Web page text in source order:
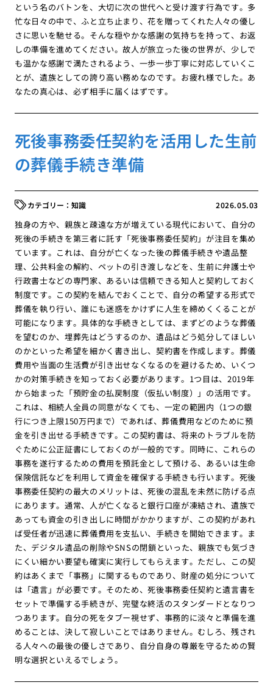
という名のバトンを、大切に次の世代へと受け渡す行為です。多
忙な日々の中で、ふと立ち止まり、花を贈ってくれた人々の優し
さに思いを馳せる。そんな穏やかな感謝の気持ちを持って、お返
しの準備を進めてください。故人が旅立った後の世界が、少しで
も温かな感謝で満たされるよう、一歩一歩丁寧に対応していくこ
とが、遺族としての誇り高い務めなのです。お疲れ様でした。あ
なたの真心は、必ず相手に届くはずです。
死後事務委任契約を活用した生前
の葬儀手続き準備
2026.05.03
知識
独身の方や、親族と疎遠な方が増えている現代において、自分の
死後の手続きを第三者に託す「死後事務委任契約」が注目を集め
ています。これは、自分が亡くなった後の葬儀手続きや遺品整
理、公共料金の解約、ペットの引き渡しなどを、生前に弁護士や
行政書士などの専門家、あるいは信頼できる知人と契約しておく
制度です。この契約を結んでおくことで、自分の希望する形式で
葬儀を執り行い、誰にも迷惑をかけずに人生を締めくくることが
可能になります。具体的な手続きとしては、まずどのような葬儀
を望むのか、埋葬先はどうするのか、遺品はどう処分してほしい
のかといった希望を細かく書き出し、契約書を作成します。葬儀
費用や当面の生活費が引き出せなくなるのを避けるため、いくつ
かの対策手続きを知っておく必要があります。1つ目は、2019年
から始まった「預貯金の払戻制度（仮払い制度）」の活用です。
これは、相続人全員の同意がなくても、一定の範囲内（1つの銀
行につき上限150万円まで）であれば、葬儀費用などのために預
金を引き出せる手続きです。この契約書は、将来のトラブルを防
ぐために公正証書にしておくのが一般的です。同時に、これらの
事務を遂行するための費用を預託金として預ける、あるいは生命
保険信託などを利用して資金を確保する手続きも行います。死後
事務委任契約の最大のメリットは、死後の混乱を未然に防げる点
にあります。通常、人が亡くなると銀行口座が凍結され、遺族で
あっても資金の引き出しに時間がかかりますが、この契約があれ
ば受任者が迅速に葬儀費用を支払い、手続きを開始できます。ま
た、デジタル遺品の削除やSNSの閉鎖といった、親族でも気づき
にくい細かい要望も確実に実行してもらえます。ただし、この契
約はあくまで「事務」に関するものであり、財産の処分について
は「遺言」が必要です。そのため、死後事務委任契約と遺言書を
セットで準備する手続きが、完璧な終活のスタンダードとなりつ
つあります。自分の死をタブー視せず、事務的に淡々と準備を進
めることは、決して寂しいことではありません。むしろ、残され
る人々への最後の優しさであり、自分自身の尊厳を守るための賢
明な選択といえるでしょう。